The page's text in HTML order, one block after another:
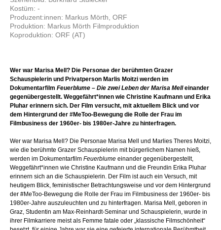
Kostüm: -
Produzent:innen: Markus Mörth, ORF
Produktion: Markus Mörth Filmproduktion
Koproduktion: ORF (AT)
Wer war Marisa Mell? Die Personae der berühmten Grazer
Schauspielerin und Privatperson Marlis Moitzi werden im
Dokumentarfilm Feuerblume – Die zwei Leben der Marisa Melleinander
gegenübergestellt. Weggefährt*innen wie Christine Kaufmann und Erika
Pluhar erinnern sich. Der Film versucht, mit aktuellem Blick und vor
dem Hintergrund der #MeToo-Bewegung die Rolle der Frau im
Filmbusiness der 1960er- bis 1980er-Jahre zu hinterfragen.
Wer war Marisa Mell? Die Personae Marisa Mell und Marlies Theres Moitzi,
wie die berühmte Grazer Schauspielerin mit bürgerlichem Namen hieß,
werden im Dokumentarfilm Feuerblume einander gegenübergestellt,
Weggefährt*innen wie Christine Kaufmann und die Freundin Erika Pluhar
erinnern sich an die Schauspielerin. Der Film ist auch ein Versuch, mit
heutigem Blick, feministischer Betrachtungsweise und vor dem Hintergrund
der #MeToo-Bewegung die Rolle der Frau im Filmbusiness der 1960er- bis
1980er-Jahre auszuleuchten und zu hinterfragen. Marisa Mell, geboren in
Graz, Studentin am Max-Reinhardt-Seminar und Schauspielerin, wurde in
ihrer Filmkarriere meist als Femme fatale oder „klassische Filmschönheit“